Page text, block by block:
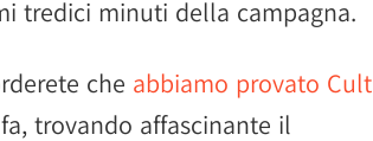
tredici minuti della campagna.
che abbiamo provato Cult
trovando affascinante il